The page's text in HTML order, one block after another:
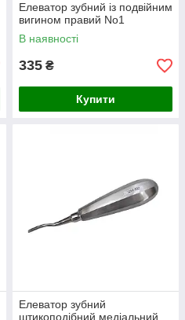
Елеватор зубний із подвійним
вигином правий No1
В наявності
335 ₴
Купити
Елеватор зубний
штикоподібний медіальний